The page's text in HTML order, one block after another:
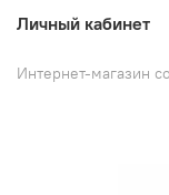
Личный кабинет
Интернет-магазин